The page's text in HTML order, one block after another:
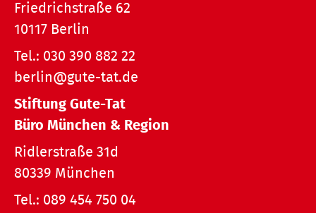
Friedrichstraße 62
10117 Berlin
Tel.: 030 390 882 22
berlin@gute-tat.de
Stiftung Gute-Tat
Büro München & Region
Ridlerstraße 31d
80339 München
Tel.: 089 454 750 04